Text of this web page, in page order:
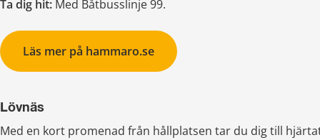
Ta dig hit: Med Båtbusslinje 99.
Läs mer på hammaro.se
Lövnäs
Med en kort promenad från hållplatsen tar du dig till